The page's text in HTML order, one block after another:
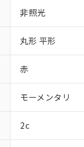
非照光
丸形 平形
赤
モーメンタリ
2c